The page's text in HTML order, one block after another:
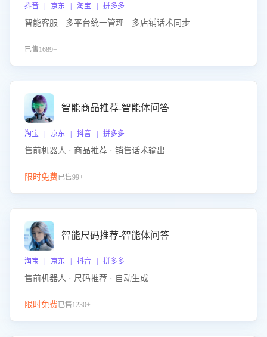
抖音 | 京东 | 淘宝 | 拼多多
智能客服 · 多平台统一管理 · 多店铺话术同步
已售1689+
智能商品推荐-智能体问答
淘宝 | 京东 | 抖音 | 拼多多
售前机器人 · 商品推荐 · 销售话术输出
限时免费已售99+
智能尺码推荐-智能体问答
淘宝 | 京东 | 抖音 | 拼多多
售前机器人 · 尺码推荐 · 自动生成
限时免费已售1230+